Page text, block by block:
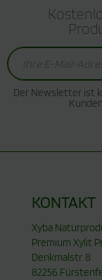
Der Newsletter ist
KONTAKT
Xyba
Premium Xylit
Denkmalstr. 8
82256